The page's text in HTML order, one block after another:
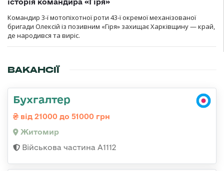
Командир 3-ї мотопіхотної роти 43-ї окремої механізованої
бригади Олексій із позивним «Гіря» захищає Харківщину — край,
де народився та виріс.
ВАКАНСІЇ
Бухгалтер
від 21000 до 51000 грн
Житомир
Військова частина А1112